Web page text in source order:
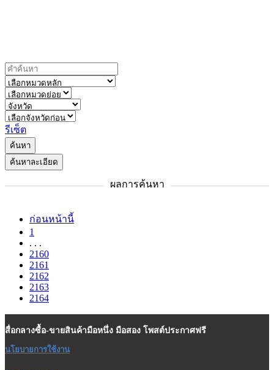
รีเซ็ต
ค้นหา
ค้นหาละเอียด
ผลการค้นหา
ก่อนหน้านี้
1
. . .
2160
2161
2162
2163
2164
สื่อกลางซื้อ-ขายสินค้ามือหนึ่ง มือสอง โพสต์ประกาศฟรี
นโยบายการใช้งาน